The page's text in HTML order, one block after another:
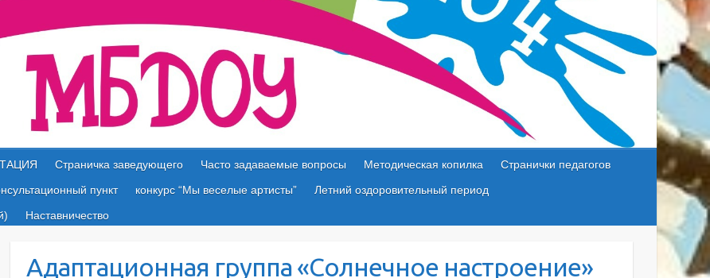
Страничка заведующего Часто задаваемые вопросы Методическая копилка
Странички педагогов
пункт конкурс “Мы веселые артисты”
Летний оздоровительный период
Наставничество
Адаптационная группа «Солнечное настроение»